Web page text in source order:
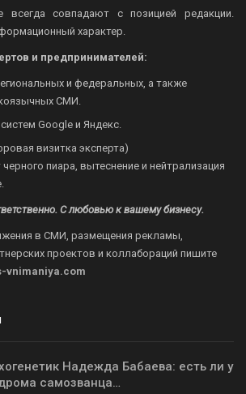
совпадают с позицией редакции.
характер.
и предпринимателей:
и федеральных, а также
СМИ.
Google и Яндекс.
визитка эксперта)
пиара, вытеснение и нейтрализация
С любовью к вашему бизнесу.
в СМИ, размещения рекламы,
проектов и коллабораций пишите
vnimaniya.com
Надежда Бабаева: есть ли у
самозванца…